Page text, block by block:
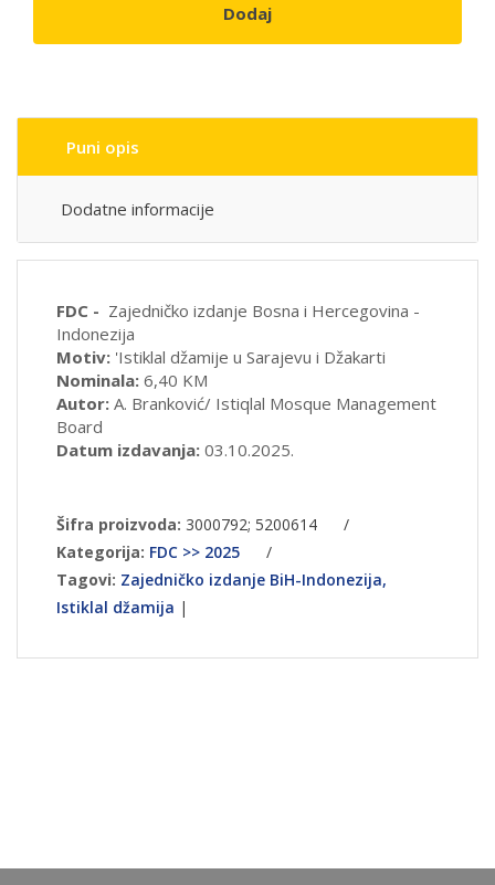
Dodaj
Puni opis
Dodatne informacije
FDC - Zajedničko izdanje Bosna i Hercegovina -
Indonezija
Motiv: 'Istiklal džamije u Sarajevu i Džakarti
Nominala: 6,40 KM
Autor: A. Branković/ Istiqlal Mosque Management
Board
Datum izdavanja: 03.10.2025.
Šifra proizvoda: 3000792; 5200614
/
Kategorija: FDC >> 2025
/
Tagovi: Zajedničko izdanje BiH-Indonezija,
Istiklal džamija |